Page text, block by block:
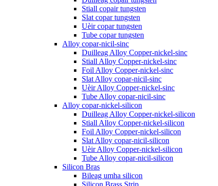
Stiall copair tungsten
Slat copar tungsten
Uèir copar tungsten
Tube copar tungsten
Alloy copar-nicil-sinc
Duilleag Alloy Copper-nickel-sinc
Stiall Alloy Copper-nickel-sinc
Foil Alloy Copper-nickel-sinc
Slat Alloy copar-nicil-sinc
Uèir Alloy Copper-nickel-sinc
Tube Alloy copar-nicil-sinc
Alloy copar-nickel-silicon
Duilleag Alloy Copper-nickel-silicon
Stiall Alloy Copper-nickel-silicon
Foil Alloy Copper-nickel-silicon
Slat Alloy copar-nicil-silicon
Uèir Alloy Copper-nickel-silicon
Tube Alloy copar-nicil-silicon
Silicon Bras
Bileag umha silicon
Silicon Brass Strip